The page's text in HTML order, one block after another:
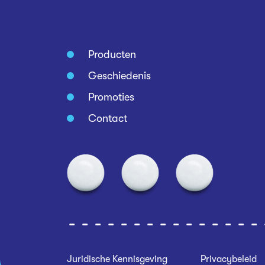
Producten
Geschiedenis
Promoties
Contact
Juridische Kennisgeving Privacybeleid